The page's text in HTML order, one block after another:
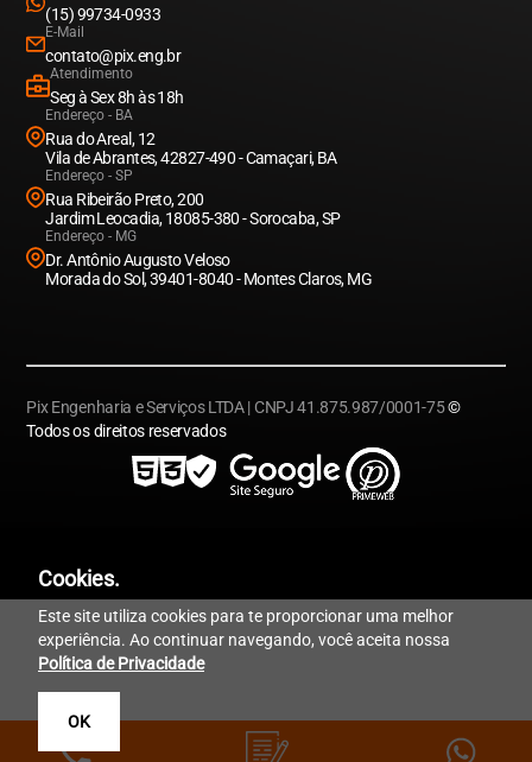
(15) 99734-0933
E-Mail
contato@pix.eng.br
Atendimento
Seg à Sex 8h às 18h
Endereço - BA
Rua do Areal, 12
Vila de Abrantes, 42827-490 - Camaçari, BA
Endereço - SP
Rua Ribeirão Preto, 200
Jardim Leocadia, 18085-380 - Sorocaba, SP
Endereço - MG
Dr. Antônio Augusto Veloso
Morada do Sol, 39401-8040 - Montes Claros, MG
Pix Engenharia e Serviços LTDA | CNPJ 41.875.987/0001-75©
Todos os direitos reservados
Cookies.
Este site utiliza cookies para te proporcionar uma melhor
experiência. Ao continuar navegando, você aceita nossa
Política de Privacidade
OK